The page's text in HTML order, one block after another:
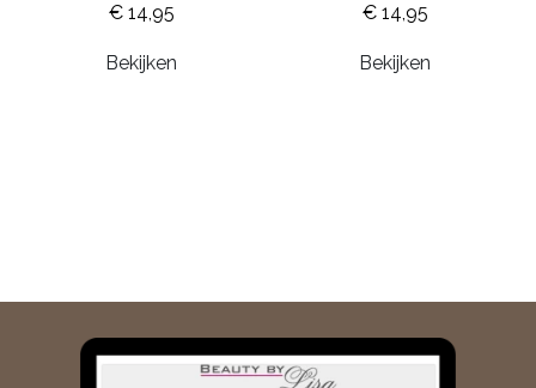
€ 14,95
Bekijken
€ 14,95
Bekijken